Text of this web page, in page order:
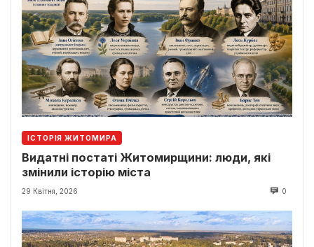
ІСТОРІЯ ЖИТОМИРА
Видатні постаті Житомирщини: люди, які
змінили історію міста
29 Квітня, 2026 0